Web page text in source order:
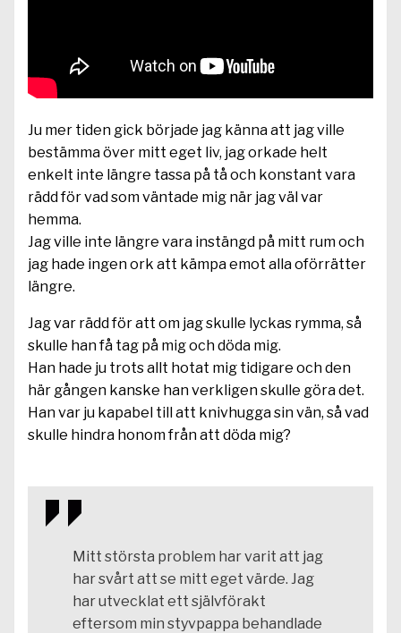
Ju mer tiden gick började jag känna att jag ville
bestämma över mitt eget liv, jag orkade helt
enkelt inte längre tassa på tå och konstant vara
rädd för vad som väntade mig när jag väl var
hemma.
Jag ville inte längre vara instängd på mitt rum och
jag hade ingen ork att kämpa emot alla oförrätter
längre.
Jag var rädd för att om jag skulle lyckas rymma, så
skulle han få tag på mig och döda mig.
Han hade ju trots allt hotat mig tidigare och den
här gången kanske han verkligen skulle göra det.
Han var ju kapabel till att knivhugga sin vän, så vad
skulle hindra honom från att döda mig?
Mitt största problem har varit att jag
har svårt att se mitt eget värde. Jag
har utvecklat ett självförakt
eftersom min styvpappa behandlade